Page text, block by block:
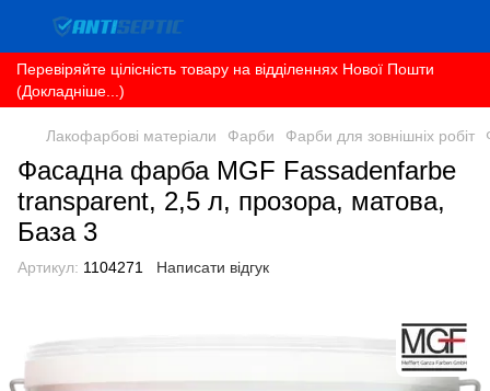
Перевіряйте цілісність товару на відділеннях Нової Пошти
(Докладніше...)
Лакофарбові матеріали Фарби Фарби для зовнішніх робіт
Фасадна фарба MGF Fassadenfarbe
transparent, 2,5 л, прозора, матова,
База 3
Артикул: 1104271 Написати відгук